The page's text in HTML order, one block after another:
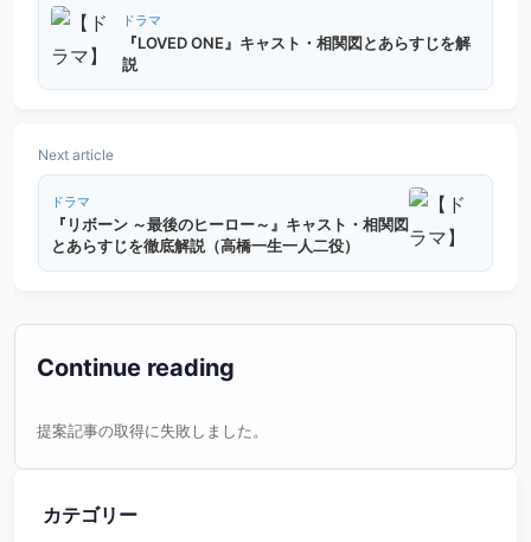
ドラマ
『LOVED ONE』キャスト・相関図とあらすじを解
説
Next article
ドラマ
『リボーン ～最後のヒーロー～』キャスト・相関図
とあらすじを徹底解説（高橋一生一人二役）
Continue reading
提案記事の取得に失敗しました。
カテゴリー